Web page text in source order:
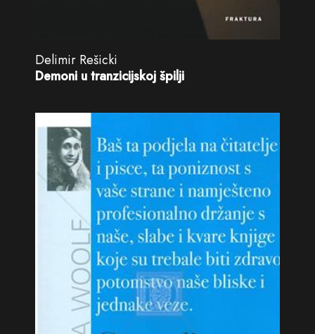
Delimir Rešicki
Demoni u tranzicijskoj špilji